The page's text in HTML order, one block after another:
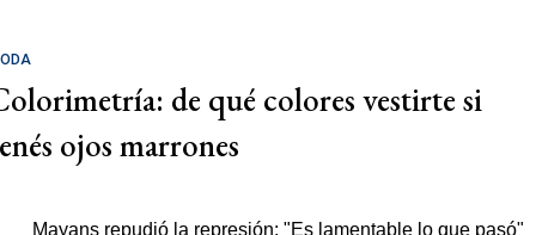
de qué colores vestirte si
ojos marrones